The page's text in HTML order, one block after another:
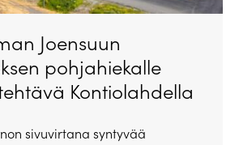
Joensuun
pohjahiekalle
Kontiolahdella
sivuvirtana syntyvää